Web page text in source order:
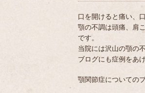
口を開けると痛い、
顎の不調は頭痛、肩
です。
当院には沢山の顎の
ブログにも症例をあ
顎関節症についての